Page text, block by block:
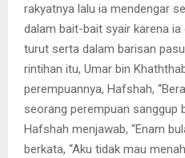
rakyatnya lalu ia mendengar
dalam bait-bait syair karena
turut serta dalam barisan
rintihan itu, Umar bin
perempuannya, Hafshah,
seorang perempuan sanggup
Hafshah menjawab, “Enam
berkata, “Aku tidak mau